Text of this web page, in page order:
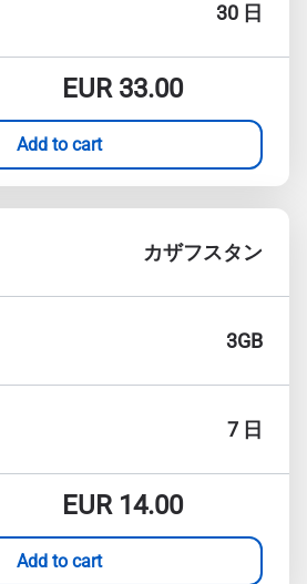
30 日
EUR33.00
Add to cart
カザフスタン
3GB
7 日
EUR14.00
Add to cart